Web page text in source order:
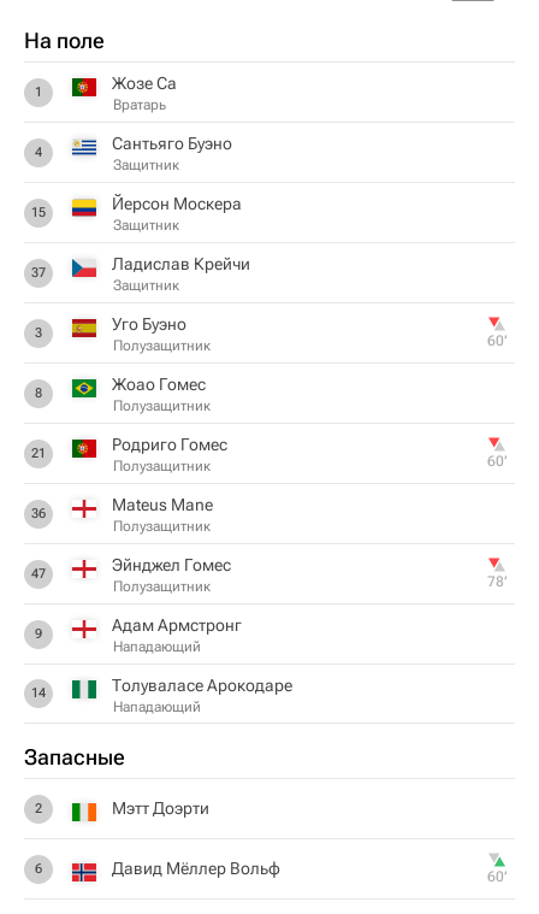
На поле
1 Жозе Са
Вратарь
4 Сантьяго Буэно
Защитник
15 Йерсон Москера
Защитник
37 Ладислав Крейчи
Защитник
3 Уго Буэно
Полузащитник 60‎’‎
8 Жоао Гомес
Полузащитник
21 Родриго Гомес
Полузащитник 60‎’‎
36 Mateus Mane
Полузащитник
47 Эйнджел Гомес
Полузащитник 78‎’‎
9 Адам Армстронг
Нападающий
14 Толуваласе Арокодаре
Нападающий
Запасные
2 Мэтт Доэрти
6 Давид Мёллер Вольф 60‎’‎